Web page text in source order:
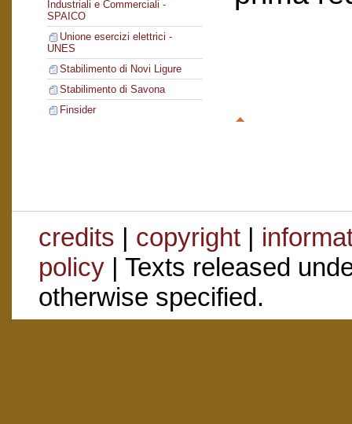
Industriali e Commerciali -
SPAICO
Unione esercizi elettrici -
UNES
Stabilimento di Novi Ligure
Stabilimento di Savona
Finsider
credits | copyright|
policy| Texts released
otherwise specified.